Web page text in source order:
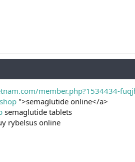
member.php?1534434-
">semaglutide online</a>
semaglutide tablets
rybelsus online